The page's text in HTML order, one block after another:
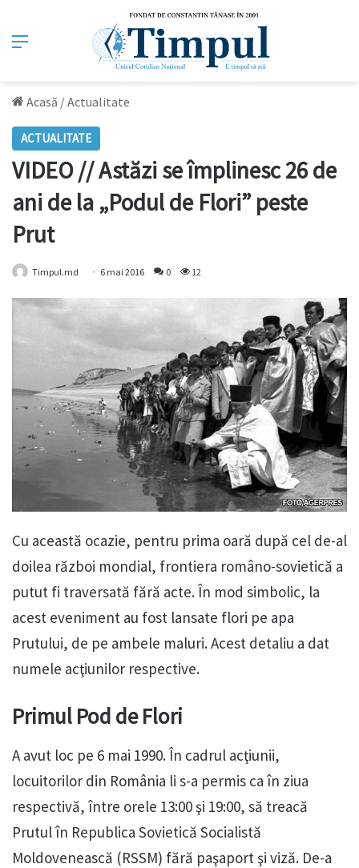
Meniu
Acasă /Actualitate
ACTUALITATE
VIDEO // Astăzi se împlinesc 26 de
ani de la „Podul de Flori” peste
Prut
Timpul.md 6 mai 2016 0 12
Cu această ocazie, pentru prima oară după cel de-al
doilea război mondial, frontiera româno-sovietică a
putut fi traversată fără acte. În mod simbolic, la
acest eveniment au fost lansate flori pe apa
Prutului, de pe ambele maluri. Acest detaliu a dat
numele acţiunilor respective.
Primul Pod de Flori
A avut loc pe 6 mai 1990. În cadrul acţiunii,
locuitorilor din România li s-a permis ca în ziua
respectivă, între orele 13:00 şi 19:00, să treacă
Prutul în Republica Sovietică Socialistă
Moldovenească (RSSM) fără paşaport şi viză. De-a